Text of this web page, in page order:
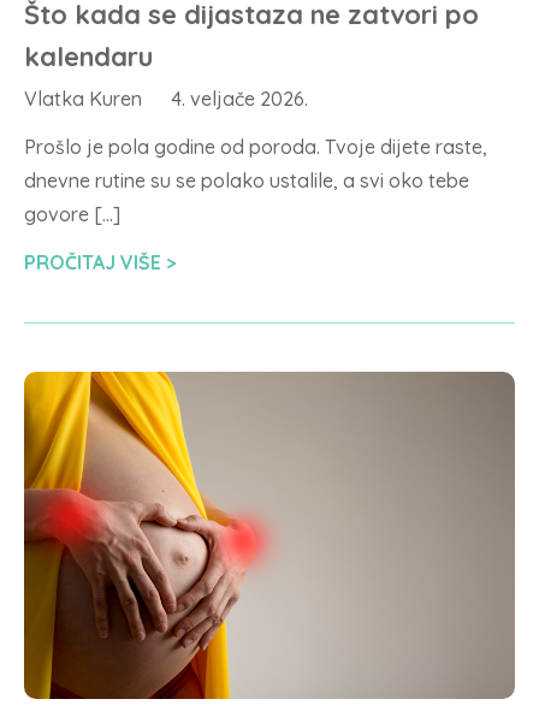
Što kada se dijastaza ne zatvori po
kalendaru
Vlatka Kuren
4. veljače 2026.
Prošlo je pola godine od poroda. Tvoje dijete raste,
dnevne rutine su se polako ustalile, a svi oko tebe
govore […]
PROČITAJ VIŠE